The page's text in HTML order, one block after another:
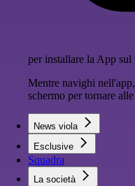
per installare la App sul
Mentre navighi
schermo per tornare
News viola
Esclusive
Squadra
La società